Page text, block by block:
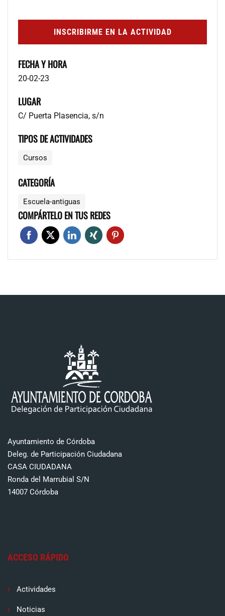
INSCRIBIRME EN LA ACTIVIDAD
FECHA Y HORA
20-02-23
LUGAR
C/ Puerta Plasencia, s/n
TIPOS DE ACTIVIDADES
Cursos
CATEGORÍA
Escuela-antiguas
COMPÁRTELO EN TUS REDES
Ayuntamiento de Córdoba
Deleg. de Participación Ciudadana
CASA CIUDADANA
Ronda del Marrubial S/N
14007 Córdoba
ACCESO RÁPIDO
Actividades
Noticias